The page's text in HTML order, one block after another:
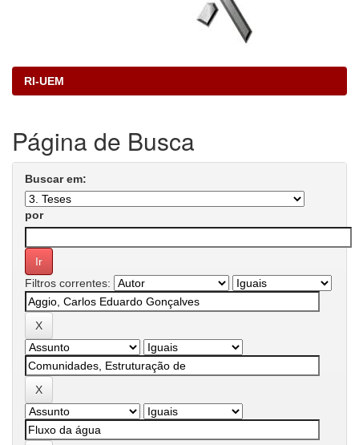
RI-UEM
Página de Busca
Buscar em:
por
Filtros correntes: